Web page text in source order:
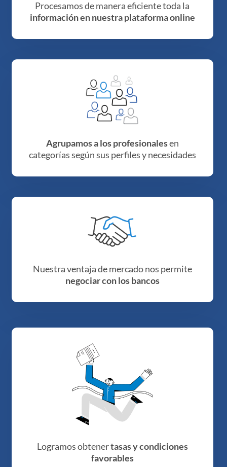
Procesamos de manera eficiente toda la
información en nuestra plataforma online
Agrupamos a los profesionalesen
categorías según sus perfiles y necesidades
Nuestra ventaja de mercado nos permite
negociar con los bancos
Logramos obtenertasas y condiciones
favorables